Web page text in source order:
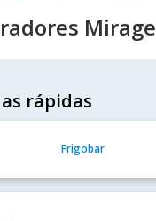
Mirage
rápidas
Frigobar